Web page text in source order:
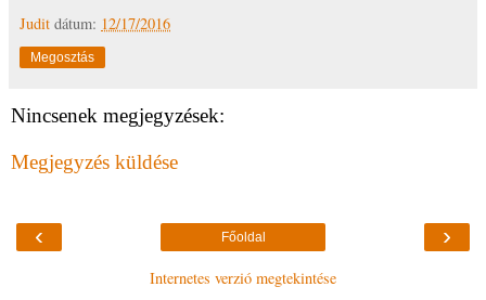
Judit dátum: 12/17/2016
Megosztás
Nincsenek megjegyzések:
Megjegyzés küldése
‹ ›
Főoldal
Internetes verzió megtekintése